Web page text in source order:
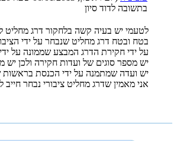
בתשובה לדוד סיון
לטעמי יש בעיה קשה בלחקור דרג מחליט
בטח ובטח דרג מחליט שנבחר על ידי
על ידי חקירת הדרג המבצע שממונה על
יש מספר סוגים של ועדות חקירה ולכן
יש ועדה שמתמנה על ידי הכנסת בראשות
אני מאמין שדרג מחליט ציבורי נבחר